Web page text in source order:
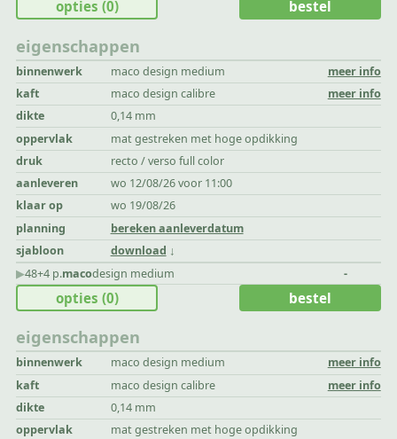
eigenschappen
binnenwerk maco design medium
meer info
kaft
maco design calibre
meer info
dikte
0,14 mm
oppervlak
mat gestreken met hoge opdikking
druk
recto / verso full color
aanleveren
wo 12/08/26 voor 11:00
klaar op
wo 19/08/26
planning
bereken aanleverdatum
sjabloon
download
opties (0) bestel
▶︎48+4 p.macodesign medium -
eigenschappen
binnenwerk maco design medium
meer info
kaft
maco design calibre
meer info
dikte
0,14 mm
oppervlak
mat gestreken met hoge opdikking
opties (0) bestel